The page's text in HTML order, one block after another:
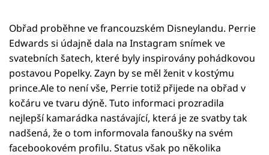
Obřad proběhne ve francouzském Disneylandu. Perrie
Edwards si údajně dala na Instagram snímek ve
svatebních šatech, které byly inspirovány pohádkovou
postavou Popelky. Zayn by se měl ženit v kostýmu
prince.Ale to není vše, Perrie totiž přijede na obřad v
kočáru ve tvaru dýně. Tuto informaci prozradila
nejlepší kamarádka nastávající, která je ze svatby tak
nadšená, že o tom informovala fanoušky na svém
facebookovém profilu. Status však po několika